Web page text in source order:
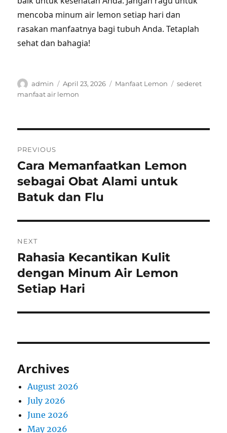
mencoba minum air lemon setiap hari dan
rasakan manfaatnya bagi tubuh Anda. Tetaplah
sehat dan bahagia!
Author
admin
Posted
on
April 23, 2026 Categories
Manfaat Lemon Tags
sederet
manfaat air lemon
navigation
PREVIOUS
Previous
post:
Cara Memanfaatkan Lemon
sebagai Obat Alami untuk
Batuk dan Flu
NEXT
Next
post:
Rahasia Kecantikan Kulit
dengan Minum Air Lemon
Setiap Hari
Archives
August 2026
July 2026
June 2026
May 2026